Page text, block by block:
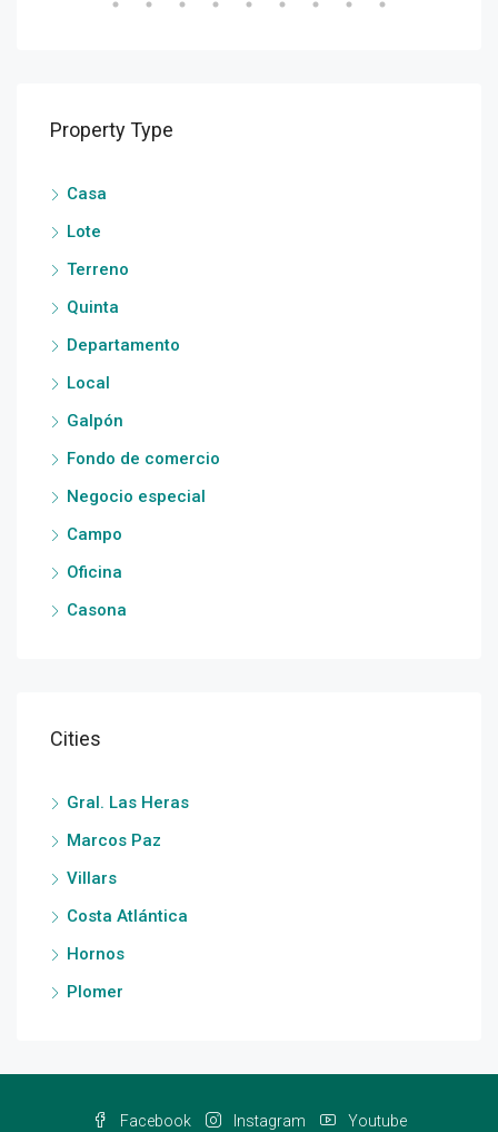
Property Type
Casa
Lote
Terreno
Quinta
Departamento
Local
Galpón
Fondo de comercio
Negocio especial
Campo
Oficina
Casona
Cities
Gral. Las Heras
Marcos Paz
Villars
Costa Atlántica
Hornos
Plomer
Facebook Instagram Youtube